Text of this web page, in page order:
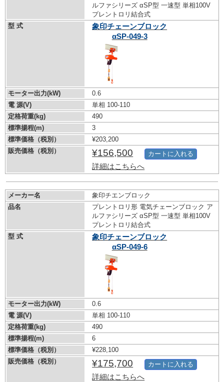
ルファシリーズ αSP型 一速型 単相100V
プレントロリ結合式
型 式
象印チェーンブロック
αSP-049-3
モーター出力(kW)
0.6
電 源(V)
単相 100-110
定格荷重(kg)
490
標準揚程(m)
3
標準価格（税別）
¥203,200
販売価格（税別）
¥156,500
詳細はこちらへ
カートに入れる
メーカー名
象印チエンブロック
品名
プレントロリ形 電気チェーンブロック ア
ルファシリーズ αSP型 一速型 単相100V
プレントロリ結合式
型 式
象印チェーンブロック
αSP-049-6
モーター出力(kW)
0.6
電 源(V)
単相 100-110
定格荷重(kg)
490
標準揚程(m)
6
標準価格（税別）
¥228,100
販売価格（税別）
¥175,700
詳細はこちらへ
カートに入れる